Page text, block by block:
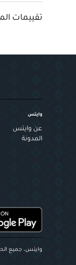
تقييمات
وايتس
عن وايتس
المدونة
وايتس، جميع